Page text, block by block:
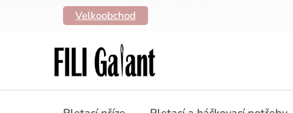
Velkoobchod